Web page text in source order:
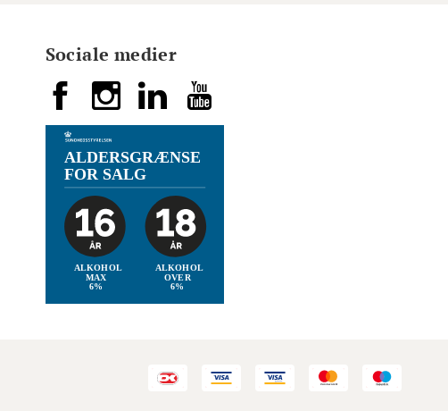
Sociale medier